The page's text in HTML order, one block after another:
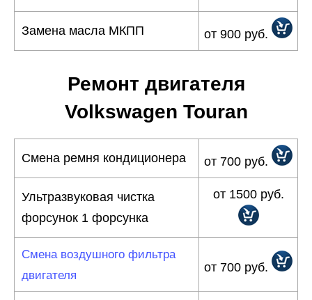
Замена масла МКПП от 900 руб.
Ремонт двигателя
Volkswagen Touran
Смена ремня кондиционера от 700 руб.
Ультразвуковая чистка
форсунок 1 форсунка
от 1500 руб.
Смена воздушного фильтра
двигателя
от 700 руб.